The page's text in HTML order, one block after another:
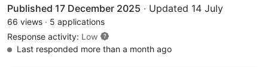
Published 17 December 2025 · Updated 14 July
66 views · 5 applications
Response activity: Low
Last responded more than a month ago